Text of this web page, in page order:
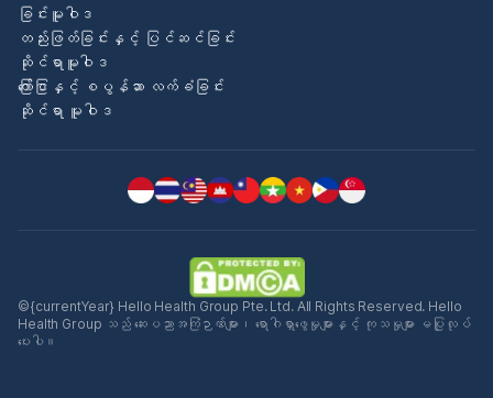
ခြင်းမူဝါဒ
တည်းဖြတ်ခြင်းနှင့် ပြင်ဆင်ခြင်း
ဆိုင်ရာမူဝါဒ
ကြော်ငြာနှင့် စပွန်ဆာ လက်ခံခြင်း
ဆိုင်ရာ မူဝါဒ
©{currentYear} Hello Health Group Pte. Ltd. All Rights Reserved. Hello
Health Group သည် ဆေးပညာအကြံဉာဏ်များ၊ ရောဂါရှာဖွေမှုများနှင့် ကုသမှုများ မပြုလုပ်
ပေးပါ။